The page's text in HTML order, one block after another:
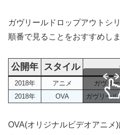
ガヴリールドロップアウトシ
順番で見ることをおすすめしま
公開年 スタイル
2018年 アニメ ガヴリ
2018年
OVA ガヴリー
OVA(オリジナルビデオアニメ